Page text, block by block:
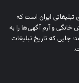
تبلیغاتی ایران است که
خانگی و آرم‌ آگهی‌ها را به‌
جایی که تاریخ تبلیغات